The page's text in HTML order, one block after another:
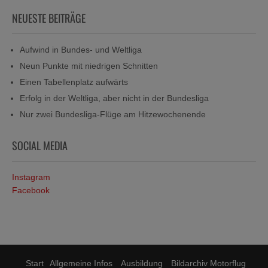
NEUESTE BEITRÄGE
Aufwind in Bundes- und Weltliga
Neun Punkte mit niedrigen Schnitten
Einen Tabellenplatz aufwärts
Erfolg in der Weltliga, aber nicht in der Bundesliga
Nur zwei Bundesliga-Flüge am Hitzewochenende
SOCIAL MEDIA
Instagram
Facebook
Start Allgemeine Infos Ausbildung Bildarchiv Motorflug